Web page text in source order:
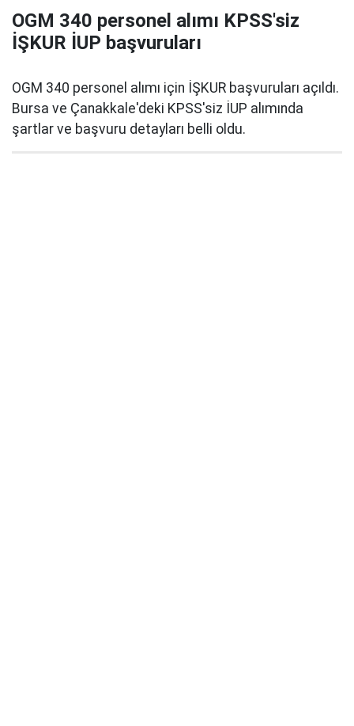
OGM 340 personel alımı KPSS'siz
İŞKUR İUP başvuruları
OGM 340 personel alımı için İŞKUR başvuruları açıldı.
Bursa ve Çanakkale'deki KPSS'siz İUP alımında
şartlar ve başvuru detayları belli oldu.